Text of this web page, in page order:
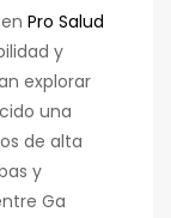
Pro Salud
y
explorar
una
de alta
y
Ga